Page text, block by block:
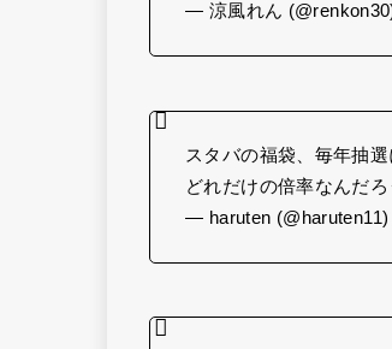
— 涼風れん
スタバの福袋、毎年抽
どれだけの倍率なんだろ
— haruten (@haruten11)